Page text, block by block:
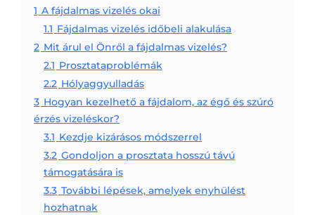
1 A fájdalmas vizelés okai
1.1 Fájdalmas vizelés időbeli alakulása
2 Mit árul el Önről a fájdalmas vizelés?
2.1 Prosztataproblémák
2.2 Hólyaggyulladás
3 Hogyan kezelhető a fájdalom, az égő és szúró
érzés vizeléskor?
3.1 Kezdje kizárásos módszerrel
3.2 Gondoljon a prosztata hosszú távú
támogatására is
3.3 További lépések, amelyek enyhülést
hozhatnak